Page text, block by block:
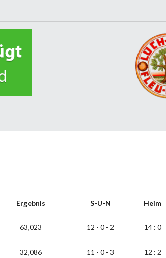
Ergebnis S-U-N Heim
63,023 12 - 0 - 2 14 : 0
32,086 11 - 0 - 3 12 : 2